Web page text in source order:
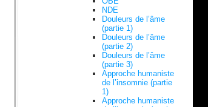
NDE
Douleurs de l’âme
(partie 1)
Douleurs de l’âme
(partie 2)
Douleurs de l’âme
(partie 3)
Approche humaniste
de l’insomnie (partie
1)
Approche humaniste